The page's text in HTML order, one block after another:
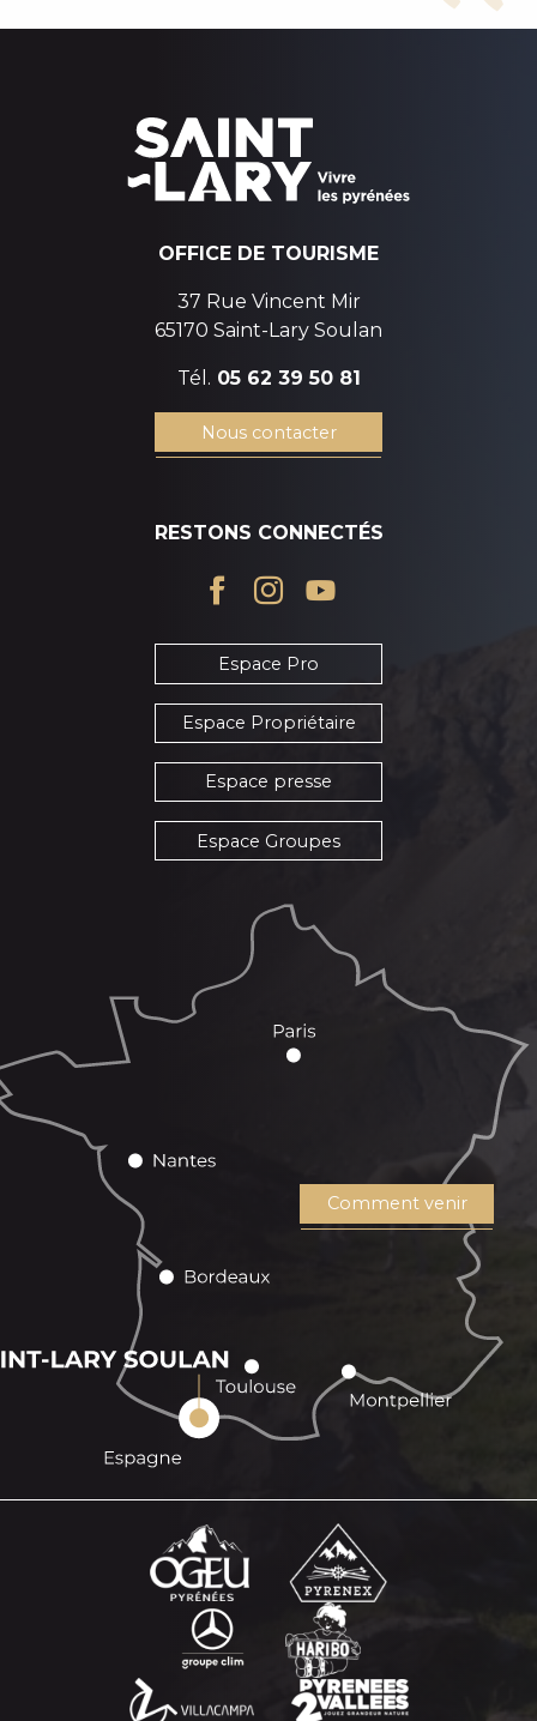
OFFICE DE TOURISME
37 Rue Vincent Mir
65170 Saint-Lary Soulan
Tél. 05 62 39 50 81
Nous contacter
RESTONS CONNECTÉS
Espace Pro
Espace Propriétaire
Espace presse
Espace Groupes
Comment venir